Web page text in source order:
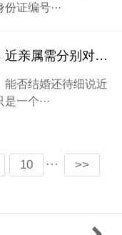
证编号···
青岛市私家侦探：近亲属需分别对待，能否结婚还待细说
能否结婚还待细说近
一个···
10 ··· >>